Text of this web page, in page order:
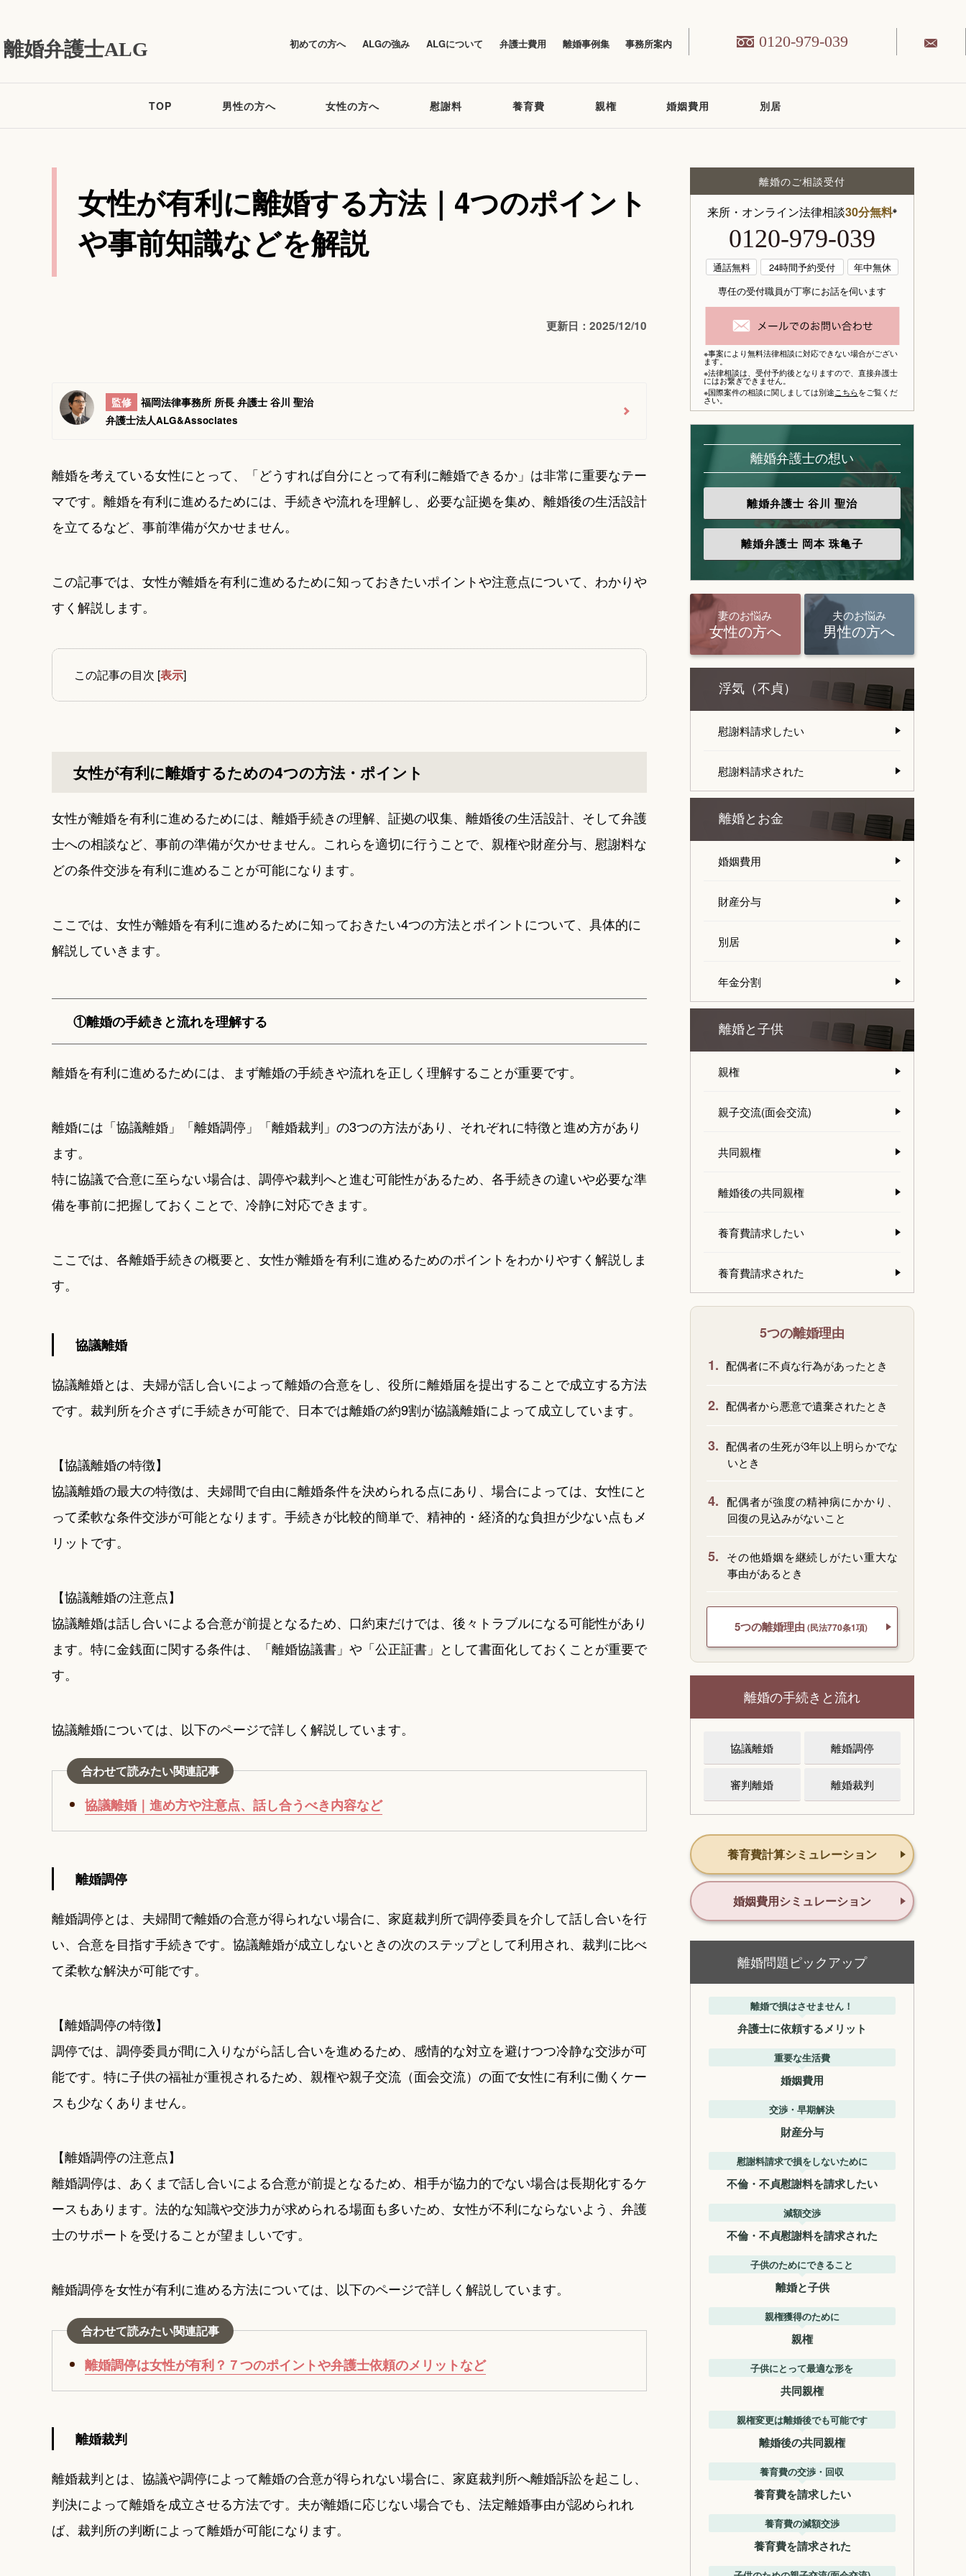
離婚弁護士ALG 初めての方へ ALGの強み ALGについて 弁護士費用 離婚事例集 事務所案内 0120-979-039
TOP 男性の方へ 女性の方へ 慰謝料 養育費 親権 婚姻費用 別居
女性が有利に離婚する方法｜4つのポイント
や事前知識などを解説
更新日：2025/12/10
監修
福岡法律事務所 所長 弁護士 谷川 聖治
弁護士法人ALG&Associates
離婚を考えている女性にとって、「どうすれば自分にとって有利に離婚できるか」は非常に重要なテー
マです。離婚を有利に進めるためには、手続きや流れを理解し、必要な証拠を集め、離婚後の生活設計
を立てるなど、事前準備が欠かせません。
この記事では、女性が離婚を有利に進めるために知っておきたいポイントや注意点について、わかりや
すく解説します。
この記事の目次 [表示]
女性が有利に離婚するための4つの方法・ポイント
女性が離婚を有利に進めるためには、離婚手続きの理解、証拠の収集、離婚後の生活設計、そして弁護
士への相談など、事前の準備が欠かせません。これらを適切に行うことで、親権や財産分与、慰謝料な
どの条件交渉を有利に進めることが可能になります。
ここでは、女性が離婚を有利に進めるために知っておきたい4つの方法とポイントについて、具体的に
解説していきます。
①離婚の手続きと流れを理解する
離婚を有利に進めるためには、まず離婚の手続きや流れを正しく理解することが重要です。
離婚には「協議離婚」「離婚調停」「離婚裁判」の3つの方法があり、それぞれに特徴と進め方があり
ます。
特に協議で合意に至らない場合は、調停や裁判へと進む可能性があるため、各手続きの違いや必要な準
備を事前に把握しておくことで、冷静に対応できます。
ここでは、各離婚手続きの概要と、女性が離婚を有利に進めるためのポイントをわかりやすく解説しま
す。
協議離婚
協議離婚とは、夫婦が話し合いによって離婚の合意をし、役所に離婚届を提出することで成立する方法
です。裁判所を介さずに手続きが可能で、日本では離婚の約9割が協議離婚によって成立しています。
【協議離婚の特徴】
協議離婚の最大の特徴は、夫婦間で自由に離婚条件を決められる点にあり、場合によっては、女性にと
って柔軟な条件交渉が可能となります。手続きが比較的簡単で、精神的・経済的な負担が少ない点もメ
リットです。
【協議離婚の注意点】
協議離婚は話し合いによる合意が前提となるため、口約束だけでは、後々トラブルになる可能性があり
ます。特に金銭面に関する条件は、「離婚協議書」や「公正証書」として書面化しておくことが重要で
す。
協議離婚については、以下のページで詳しく解説しています。
合わせて読みたい関連記事
協議離婚｜進め方や注意点、話し合うべき内容など
離婚調停
離婚調停とは、夫婦間で離婚の合意が得られない場合に、家庭裁判所で調停委員を介して話し合いを行
い、合意を目指す手続きです。協議離婚が成立しないときの次のステップとして利用され、裁判に比べ
て柔軟な解決が可能です。
【離婚調停の特徴】
調停では、調停委員が間に入りながら話し合いを進めるため、感情的な対立を避けつつ冷静な交渉が可
能です。特に子供の福祉が重視されるため、親権や親子交流（面会交流）の面で女性に有利に働くケー
スも少なくありません。
【離婚調停の注意点】
離婚調停は、あくまで話し合いによる合意が前提となるため、相手が協力的でない場合は長期化するケ
ースもあります。法的な知識や交渉力が求められる場面も多いため、女性が不利にならないよう、弁護
士のサポートを受けることが望ましいです。
離婚調停を女性が有利に進める方法については、以下のページで詳しく解説しています。
合わせて読みたい関連記事
離婚調停は女性が有利？７つのポイントや弁護士依頼のメリットなど
離婚裁判
離婚裁判とは、協議や調停によって離婚の合意が得られない場合に、家庭裁判所へ離婚訴訟を起こし、
判決によって離婚を成立させる方法です。夫が離婚に応じない場合でも、法定離婚事由が認められれ
ば、裁判所の判断によって離婚が可能になります。
離婚のご相談受付
来所・オンライン法律相談30分無料※
0120-979-039
通話無料 24時間予約受付
年中無休
専任の受付職員が丁寧にお話を伺います
※事案により無料法律相談に対応できない場合がござい
ます。
※法律相談は、 受付予約後となりますので、 直接弁護士
にはお繋ぎできません。
※国際案件の相談に関しましては別途こちらをご覧くだ
さい。
離婚弁護士の想い
離婚弁護士 谷川 聖治
離婚弁護士 岡本 珠亀子
妻のお悩み
女性の方へ
夫のお悩み
男性の方へ
浮気（不貞）
慰謝料請求したい
慰謝料請求された
離婚とお金
婚姻費用
財産分与
別居
年金分割
離婚と子供
親権
親子交流(面会交流)
共同親権
離婚後の共同親権
養育費請求したい
養育費請求された
5つの離婚理由
1. 配偶者に不貞な行為があったとき
2. 配偶者から悪意で遺棄されたとき
3. 配偶者の生死が3年以上明らかでな
いとき
4. 配偶者が強度の精神病にかかり、
回復の見込みがないこと
5.
その他婚姻を継続しがたい重大な
事由があるとき
5つの離婚理由 (民法770条1項)
離婚の手続きと流れ
協議離婚 離婚調停
審判離婚 離婚裁判
養育費計算シミュレーション
婚姻費用シミュレーション
離婚問題ピックアップ
離婚で損はさせません！
弁護士に依頼するメリット
重要な生活費
婚姻費用
交渉・早期解決
財産分与
慰謝料請求で損をしないために
不倫・不貞慰謝料を請求したい
減額交渉
不倫・不貞慰謝料を請求された
子供のためにできること
離婚と子供
親権獲得のために
親権
子供にとって最適な形を
共同親権
親権変更は離婚後でも可能です
離婚後の共同親権
養育費の交渉・回収
養育費を請求したい
養育費の減額交渉
養育費を請求された